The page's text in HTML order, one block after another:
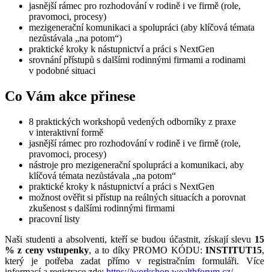
jasnější rámec pro rozhodování v rodině i ve firmě (role,
pravomoci, procesy)
mezigenerační komunikaci a spolupráci (aby klíčová témata
nezůstávala „na potom“)
praktické kroky k nástupnictví a práci s NextGen
srovnání přístupů s dalšími rodinnými firmami a rodinami
v podobné situaci
Co Vám akce přinese
8 praktických workshopů vedených odborníky z praxe
v interaktivní formě
jasnější rámec pro rozhodování v rodině i ve firmě (role,
pravomoci, procesy)
nástroje pro mezigenerační spolupráci a komunikaci, aby
klíčová témata nezůstávala „na potom“
praktické kroky k nástupnictví a práci s NextGen
možnost ověřit si přístup na reálných situacích a porovnat
zkušenost s dalšími rodinnými firmami
pracovní listy
Naši studenti a absolventi, kteří se budou účastnit, získají slevu 15
% z ceny vstupenky, a to díky PROMO KÓDU: INSTITUT15,
který je potřeba zadat přímo v registračním formuláři. Více